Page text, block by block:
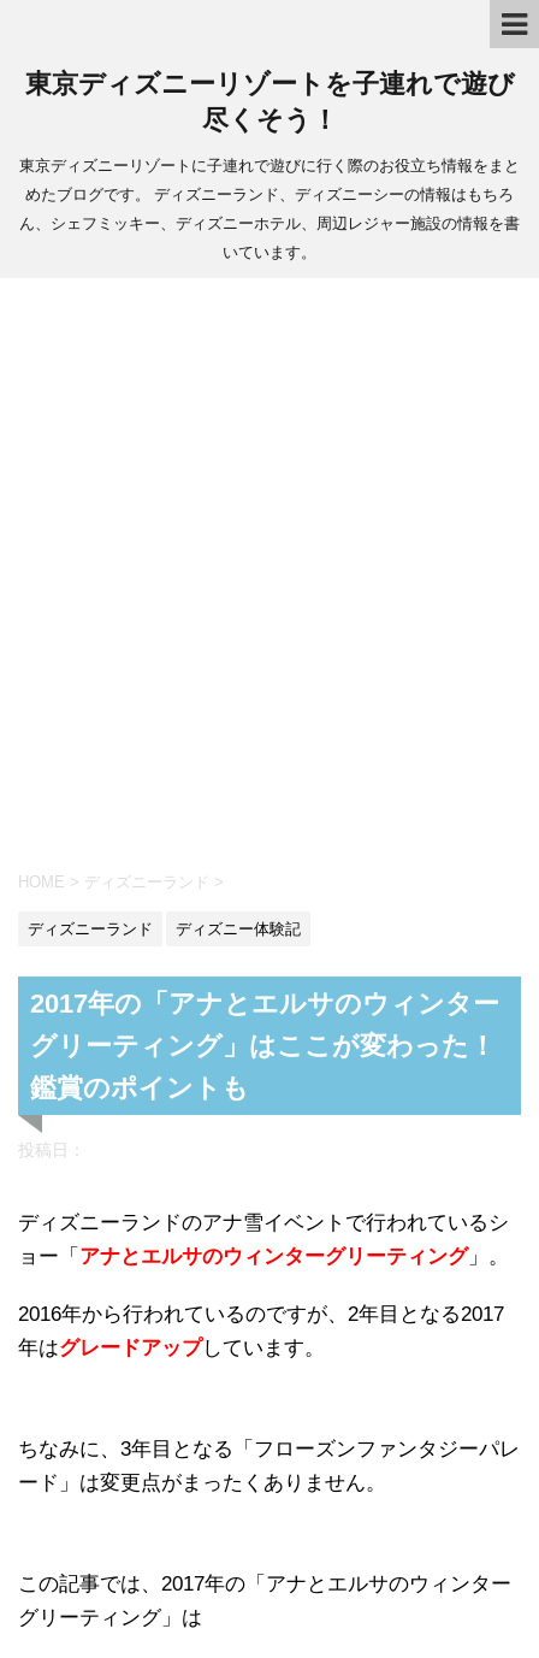
東京ディズニーリゾートを子連れで遊び
尽くそう！
東京ディズニーリゾートに子連れで遊びに行く際のお役立ち情報をまと
めたブログです。 ディズニーランド、ディズニーシーの情報はもちろ
ん、シェフミッキー、ディズニーホテル、周辺レジャー施設の情報を書
いています。
HOME > ディズニーランド >
ディズニーランド ディズニー体験記
2017年の「アナとエルサのウィンター
グリーティング」はここが変わった！
鑑賞のポイントも
投稿日：
ディズニーランドのアナ雪イベントで行われているシ
ョー「 アナとエルサのウィンターグリーティング」。
2016年から行われているのですが、2年目となる2017
年はグレードアップしています。
ちなみに、3年目となる「フローズンファンタジーパレ
ード」は変更点がまったくありません。
この記事では、2017年の「アナとエルサのウィンター
グリーティング」は